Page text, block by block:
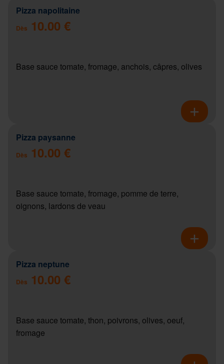
Pizza napolitaine
Dès 10.00 €
Base sauce tomate, fromage, anchois, câpres, olives
Pizza paysanne
Dès 10.00 €
Base sauce tomate, fromage, pomme de terre,
oignons, lardons de veau
Pizza neptune
Dès 10.00 €
Base sauce tomate, thon, poivrons, olives, oeuf,
fromage